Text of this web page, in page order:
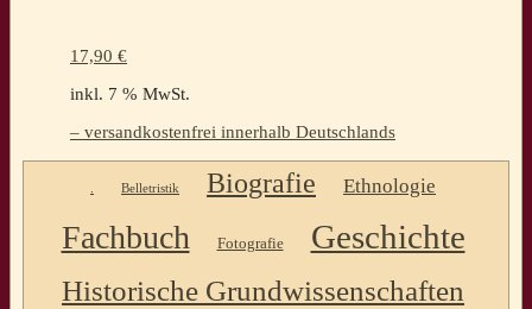
17,90 €
inkl. 7 % MwSt.
– versandkostenfrei innerhalb Deutschlands
. Belletristik Biografie Ethnologie
Fachbuch Fotografie Geschichte
Historische Grundwissenschaften